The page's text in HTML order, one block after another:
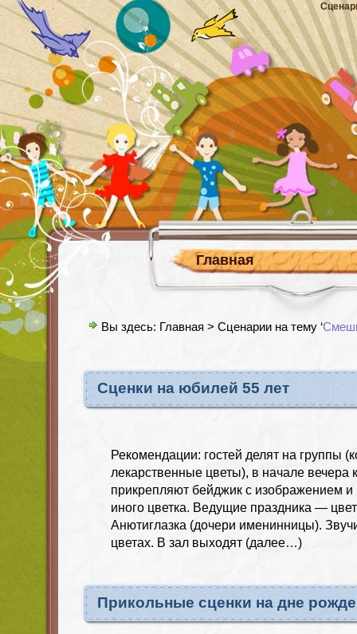
Главная
Вы здесь: Главная > Сценарии на тему ‘
Сценки на юбилей 55 лет
Рекомендации: гостей делят на группы
лекарственные цветы), в начале вечера
прикрепляют бейджик с изображением и
иного цветка. Ведущие праздника —
Анютиглазка (дочери именинницы).
цветах. В зал выходят (далее…)
Прикольные сценки на дне